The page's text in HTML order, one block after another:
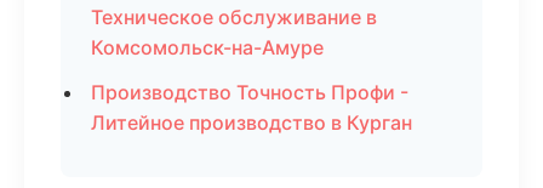
Техническое обслуживание в
Комсомольск-на-Амуре
Производство Точность Профи -
Литейное производство в Курган